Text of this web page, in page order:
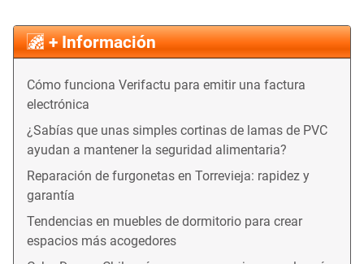
+ Información
Cómo funciona Verifactu para emitir una factura
electrónica
¿Sabías que unas simples cortinas de lamas de PVC
ayudan a mantener la seguridad alimentaria?
Reparación de furgonetas en Torrevieja: rapidez y
garantía
Tendencias en muebles de dormitorio para crear
espacios más acogedores